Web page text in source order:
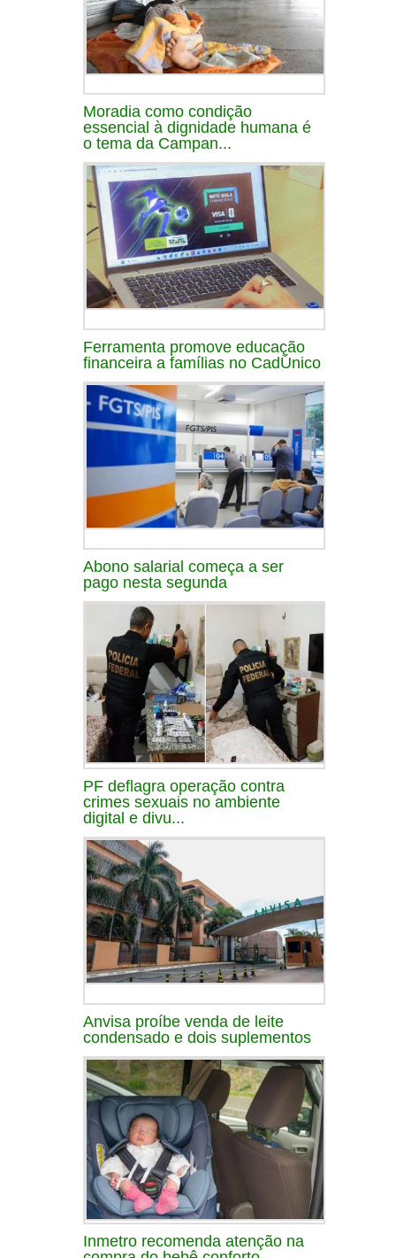
Moradia como condição
essencial à dignidade humana é
o tema da Campan...
Ferramenta promove educação
financeira a famílias no CadÚnico
Abono salarial começa a ser
pago nesta segunda
PF deflagra operação contra
crimes sexuais no ambiente
digital e divu...
Anvisa proíbe venda de leite
condensado e dois suplementos
Inmetro recomenda atenção na